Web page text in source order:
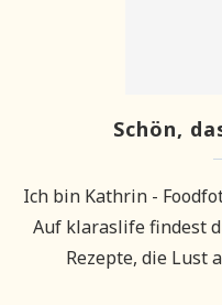
Schön,
Ich bin Kathrin -
Auf klaraslife findest
Rezepte, die Lust